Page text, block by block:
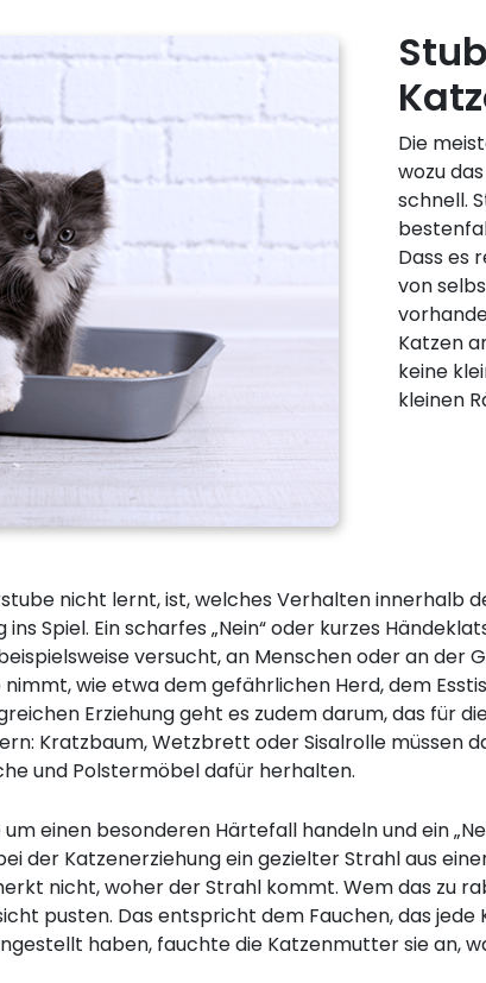
Die
wozu
schnell.
Dass es
von
Katzen
keine
kleinen
nicht lernt, ist, welches Verhalten innerhalb
Spiel. Ein scharfes „Nein“ oder kurzes
versucht, an Menschen oder an
wie etwa dem gefährlichen Herd, dem
Erziehung geht es zudem darum, das für
Kratzbaum, Wetzbrett oder Sisalrolle müssen
und Polstermöbel dafür herhalten.
einen besonderen Härtefall handeln und ein
der Katzenerziehung ein gezielter Strahl aus
nicht, woher der Strahl kommt. Wem das zu
pusten. Das entspricht dem Fauchen, das
haben, fauchte die Katzenmutter sie an,